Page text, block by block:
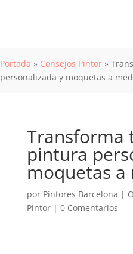
Portada » Consejos Pintor »
personalizada y moquetas a
Transforma
pintura
moquetas a
por Pintores Barcelona |
Pintor| 0 Comentarios